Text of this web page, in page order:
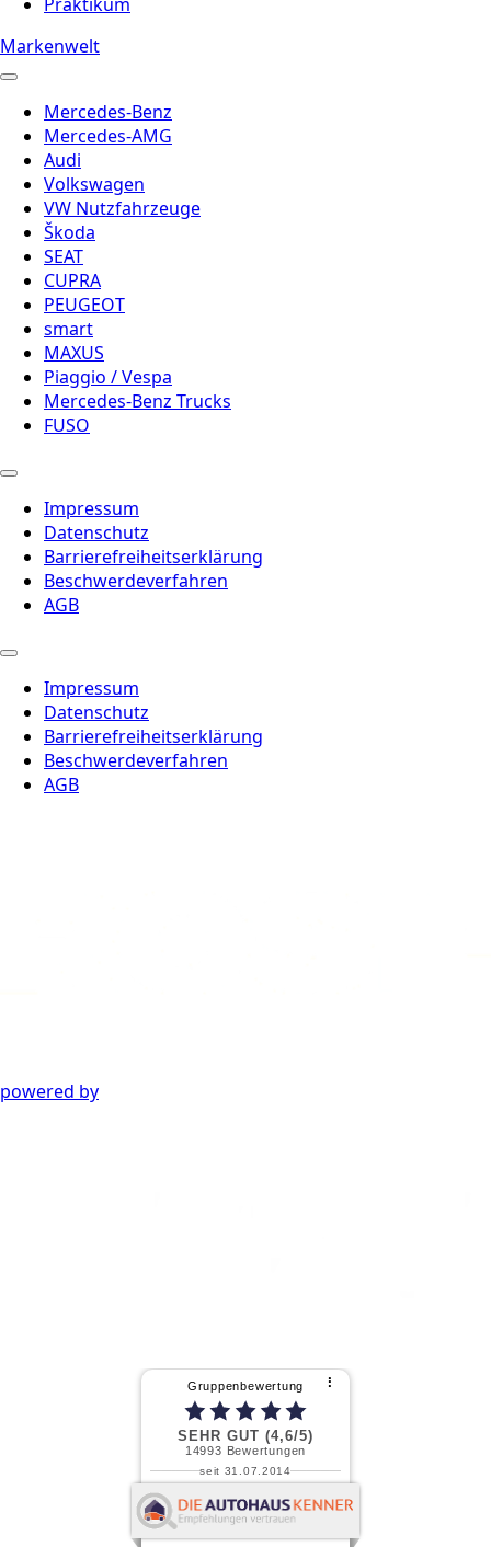
Markenwelt
Mercedes-Benz
Mercedes-AMG
Audi
Volkswagen
VW Nutzfahrzeuge
Škoda
SEAT
CUPRA
PEUGEOT
smart
MAXUS
Piaggio / Vespa
Mercedes-Benz Trucks
FUSO
Impressum
Datenschutz
Barrierefreiheitserklärung
Beschwerdeverfahren
AGB
Impressum
Datenschutz
Barrierefreiheitserklärung
Beschwerdeverfahren
AGB
powered by